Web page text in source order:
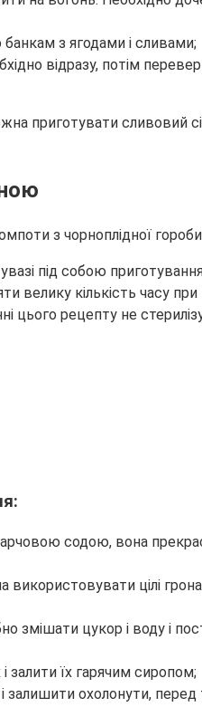
з ягодами і сливами;
відразу, потім
приготувати
під собою
велику кількість часу
рецепту не
содою, вона
цілі
змішати цукор і воду
залити їх гарячим сиропом;
охолонути, перед